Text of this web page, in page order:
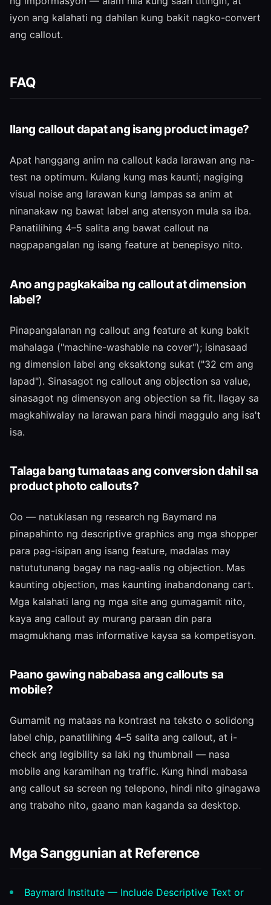
iyon ang kalahati ng dahilan kung bakit nagko-convert
ang callout.
FAQ
Ilang callout dapat ang isang product image?
Apat hanggang anim na callout kada larawan ang na-
test na optimum. Kulang kung mas kaunti; nagiging
visual noise ang larawan kung lampas sa anim at
ninanakaw ng bawat label ang atensyon mula sa iba.
Panatilihing 4–5 salita ang bawat callout na
nagpapangalan ng isang feature at benepisyo nito.
Ano ang pagkakaiba ng callout at dimension
label?
Pinapangalanan ng callout ang feature at kung bakit
mahalaga ("machine-washable na cover"); isinasaad
ng dimension label ang eksaktong sukat ("32 cm ang
lapad"). Sinasagot ng callout ang objection sa value,
sinasagot ng dimensyon ang objection sa fit. Ilagay sa
magkahiwalay na larawan para hindi maggulo ang isa't
isa.
Talaga bang tumataas ang conversion dahil sa
product photo callouts?
Oo — natuklasan ng research ng Baymard na
pinapahinto ng descriptive graphics ang mga shopper
para pag-isipan ang isang feature, madalas may
natututunang bagay na nag-aalis ng objection. Mas
kaunting objection, mas kaunting inabandonang cart.
Mga kalahati lang ng mga site ang gumagamit nito,
kaya ang callout ay murang paraan din para
magmukhang mas informative kaysa sa kompetisyon.
Paano gawing nababasa ang callouts sa
mobile?
Gumamit ng mataas na kontrast na teksto o solidong
label chip, panatilihing 4–5 salita ang callout, at i-
check ang legibility sa laki ng thumbnail — nasa
mobile ang karamihan ng traffic. Kung hindi mabasa
ang callout sa screen ng telepono, hindi nito ginagawa
ang trabaho nito, gaano man kaganda sa desktop.
Mga Sanggunian at Reference
Baymard Institute — Include Descriptive Text or